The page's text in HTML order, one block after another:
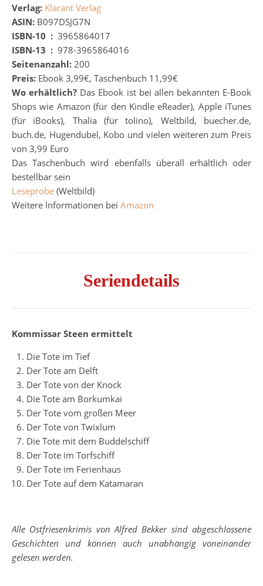
Verlag: Klarant Verlag
ASIN: B097DSJG7N
ISBN-10 ‏ : ‎ 3965864017
ISBN-13 ‏ : ‎ 978-3965864016
Seitenanzahl: 200
Preis: Ebook 3,99€, Taschenbuch 11,99€
Wo erhältlich? Das Ebook ist bei allen bekannten E-Book
Shops wie Amazon (für den Kindle eReader), Apple iTunes
(für iBooks), Thalia (für tolino), Weltbild, buecher.de,
buch.de, Hugendubel, Kobo und vielen weiteren zum Preis
von 3,99 Euro
Das Taschenbuch wird ebenfalls überall erhältlich oder
bestellbar sein
Leseprobe (Weltbild)
Weitere Informationen bei Amazon
Seriendetails
Kommissar Steen ermittelt
Die Tote im Tief
Der Tote am Delft
Der Tote von der Knock
Die Tote am Borkumkai
Der Tote vom großen Meer
Der Tote von Twixlum
Die Tote mit dem Buddelschiff
Der Tote im Torfschiff
Der Tote im Ferienhaus
Der Tote auf dem Katamaran
Alle Ostfriesenkrimis von Alfred Bekker sind abgeschlossene
Geschichten und können auch unabhängig voneinander
gelesen werden.